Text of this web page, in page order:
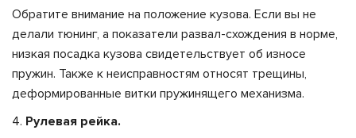
Обратите внимание на положение кузова. Если вы не
делали тюнинг, а показатели развал-схождения в норме,
низкая посадка кузова свидетельствует об износе
пружин. Также к неисправностям относят трещины,
деформированные витки пружинящего механизма.
Рулевая рейка.